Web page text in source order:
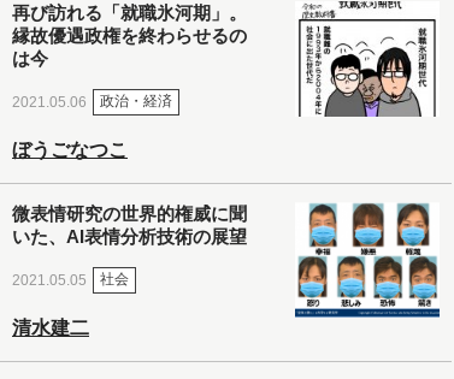
再び訪れる「就職氷河期」。
縁故優遇政権を終わらせるの
は今
2021.05.06 政治・経済
ぼうごなつこ
微表情研究の世界的権威に聞
いた、AI表情分析技術の展望
2021.05.05 社会
清水建二